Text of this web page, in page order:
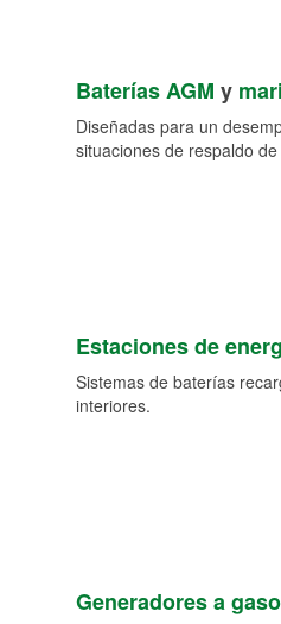
Baterías AGM y
Diseñadas para un
situaciones de respaldo
Estaciones de
Sistemas de baterías
interiores.
Generadores a